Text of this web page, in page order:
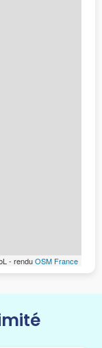
- renduOSM France